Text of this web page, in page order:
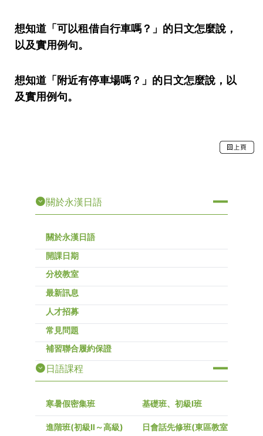
想知道「可以租借自行車嗎？」的日文怎麼說，
以及實用例句。
想知道「附近有停車場嗎？」的日文怎麼說，以
及實用例句。
關於永漢日語
關於永漢日語
開課日期
分校教室
最新訊息
人才招募
常見問題
補習聯合履約保證
日語課程
寒暑假密集班 基礎班、初級I班
進階班(初級Ⅱ～高級) 日會話先修班(東區教室)